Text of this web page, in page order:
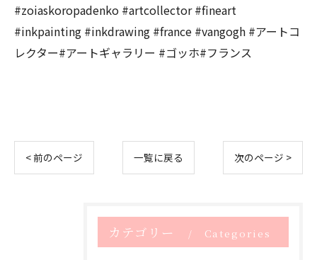
#zoiaskoropadenko #artcollector #fineart
#inkpainting #inkdrawing #france #vangogh #アートコ
レクター#アートギャラリー #ゴッホ#フランス
< 前のページ 一覧に戻る 次のページ >
カテゴリー Categories